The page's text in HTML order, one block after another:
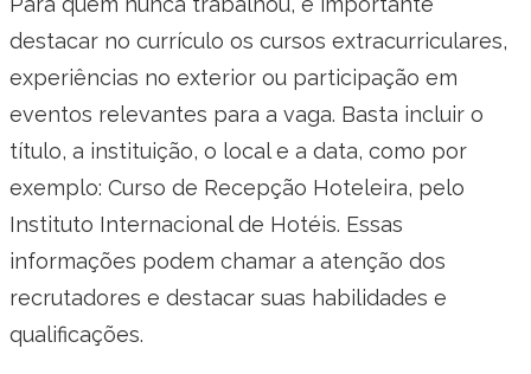
destacar no currículo os cursos extracurriculares,
experiências no exterior ou participação em
eventos relevantes para a vaga. Basta incluir o
título, a instituição, o local e a data, como por
exemplo: Curso de Recepção Hoteleira, pelo
Instituto Internacional de Hotéis. Essas
informações podem chamar a atenção dos
recrutadores e destacar suas habilidades e
qualificações.